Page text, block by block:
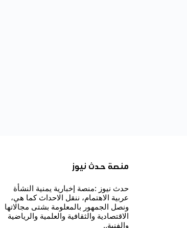
منصة حدث نيوز
حدث نيوز :منصة إخبارية يمنية النشأة
عربية الاهتمام، ننقل الاحداث كما هي،
ونصل الجمهور بالمعلومة بشتى مجالاتها
الاقتصادية والثقافية والعلمية والرياضية
والفنية..